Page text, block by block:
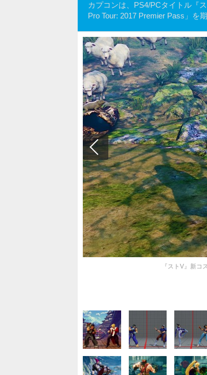
カプコンは、PS4/PCタイトル『
Pro Tour: 2017 Premier Pass」を
『ストV』新コ